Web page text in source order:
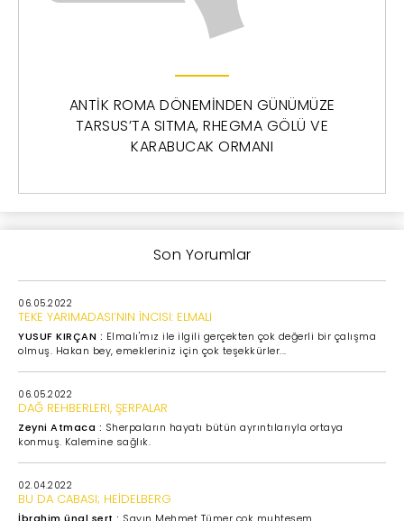
ANTİK ROMA DÖNEMİNDEN GÜNÜMÜZE
TARSUS’TA SITMA, RHEGMA GÖLÜ VE
KARABUCAK ORMANI
Son Yorumlar
06.05.2022
TEKE YARIMADASI’NIN İNCISI: ELMALI
YUSUF KIRÇAN : Elmalı'mız ile ilgili gerçekten çok değerli bir çalışma
olmuş. Hakan bey, emekleriniz için çok teşekkürler...
06.05.2022
DAĞ REHBERLERI, ŞERPALAR
Zeyni Atmaca : Sherpaların hayatı bütün ayrıntılarıyla ortaya
konmuş. Kalemine sağlık.
02.04.2022
BU DA CABASI; HEİDELBERG